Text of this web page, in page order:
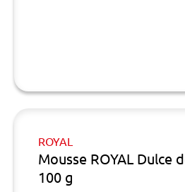
ROYAL
Mousse ROYAL Dulce
100 g